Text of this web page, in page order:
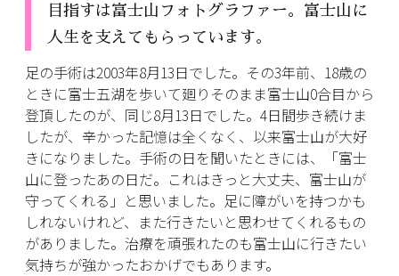
目指すは富士山フォトグラファー。富士山に
人生を支えてもらっています。
足の手術は2003年8月13日でした。その3年前、18歳の
ときに富士五湖を歩いて廻りそのまま富士山0合目から
登頂したのが、同じ8月13日でした。4日間歩き続けま
したが、辛かった記憶は全くなく、以来富士山が大好
きになりました。手術の日を聞いたときには、「富士
山に登ったあの日だ。これはきっと大丈夫、富士山が
守ってくれる」と思いました。足に障がいを持つかも
しれないけれど、また行きたいと思わせてくれるもの
がありました。治療を頑張れたのも富士山に行きたい
気持ちが強かったおかげでもあります。